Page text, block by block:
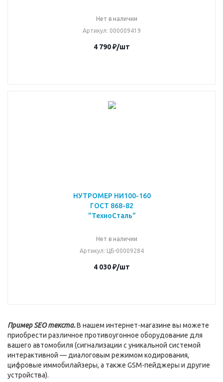
Нет в наличии
Артикул: 000009419
4 790₽/шт
НУТРОМЕР НИ100-160
ГОСТ 868-82
"ТехноСталь"
Нет в наличии
Артикул: ЦБ-00009284
4 030₽/шт
Пример SEO текста.В нашем интернет-магазине вы можете
приобрести различное противоугонное оборудование для
вашего автомобиля (сигнализации с уникальной системой
интерактивной — диалоговым режимом кодирования,
цифровые иммобилайзеры, а также GSM-пейджеры и другие
устройства).